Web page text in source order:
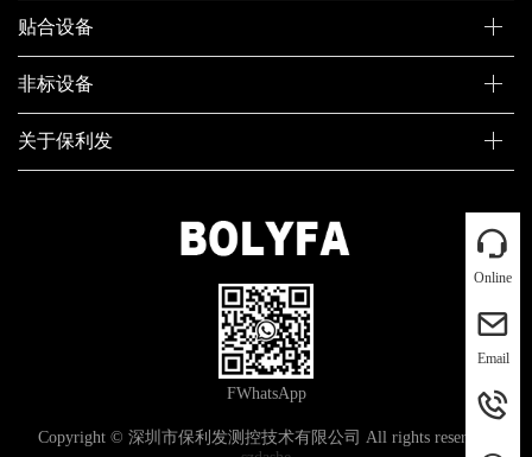
Online
Email
贴合设备
非标设备
关于保利发
FWhatsApp
Copyright © 深圳市保利发测控技术有限公司 All rights reserved.